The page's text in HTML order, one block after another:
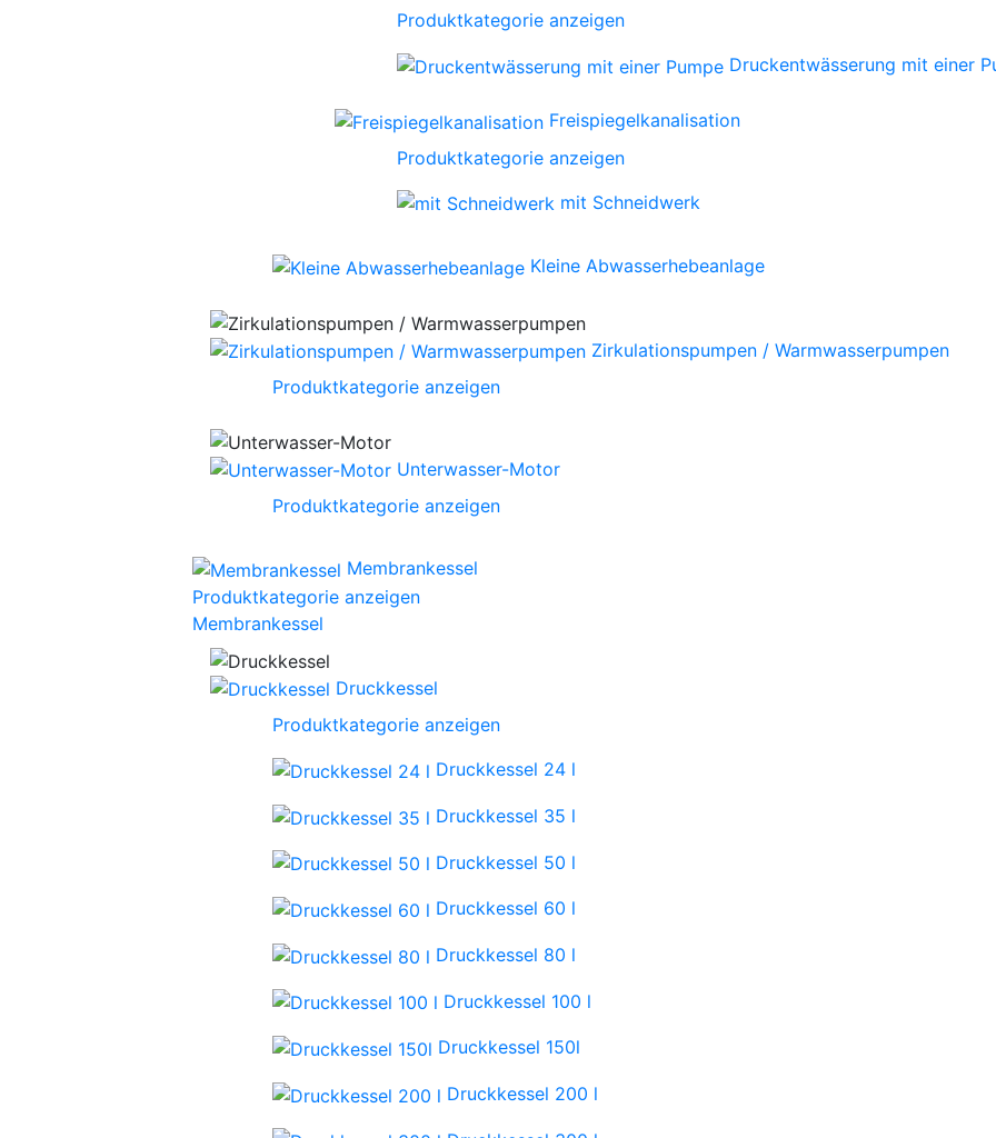
Produktkategorie anzeigen
Druckentwässerung mit einer
Freispiegelkanalisation
Produktkategorie anzeigen
mit Schneidwerk
Kleine Abwasserhebeanlage
Zirkulationspumpen / Warmwasserpumpen
Produktkategorie anzeigen
Unterwasser-Motor
Produktkategorie anzeigen
Membrankessel
Produktkategorie anzeigen
Membrankessel
Druckkessel
Produktkategorie anzeigen
Druckkessel 24 l
Druckkessel 35 l
Druckkessel 50 l
Druckkessel 60 l
Druckkessel 80 l
Druckkessel 100 l
Druckkessel 150l
Druckkessel 200 l